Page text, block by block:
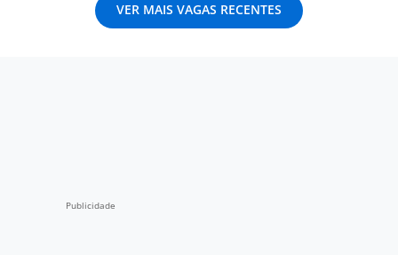
VER MAIS VAGAS RECENTES